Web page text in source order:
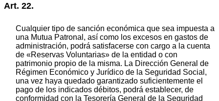
Art. 22.
Cualquier tipo de sanción económica que sea impuesta a
una Mutua Patronal, así como los excesos en gastos de
administración, podrá satisfacerse con cargo a la cuenta
de «Reservas Voluntarias» de la entidad o con
patrimonio propio de la misma. La Dirección General de
Régimen Económico y Jurídico de la Seguridad Social,
una vez haya quedado garantizado suficientemente el
pago de los indicados débitos, podrá establecer, de
conformidad con la Tesorería General de la Seguridad